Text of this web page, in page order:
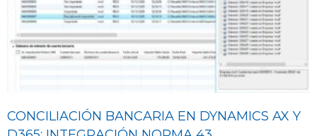
CONCILIACIÓN BANCARIA EN DYNAMICS AX Y